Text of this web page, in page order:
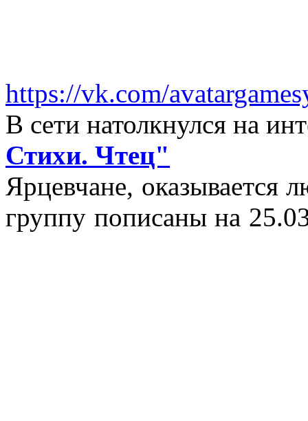
https://vk.com/
В сети натолкнулся на
Стихи. Чтец"
Ярцевчане,
группу пописаны на